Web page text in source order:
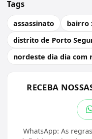
Tags
assassinato bairro
distrito de Porto
nordeste dia dia com
RECEBA
WhatsApp: As